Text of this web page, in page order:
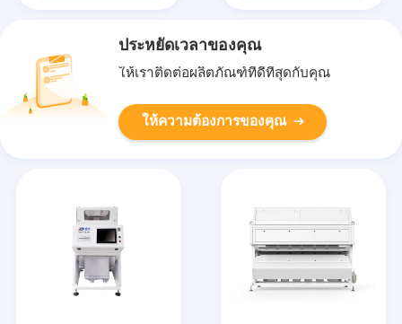
ประหยัดเวลาของคุณ
ให้เราติดต่อผลิตภัณฑ์ที่ดีที่สุดกับคุณ
ให้ความต้องการของคุณ